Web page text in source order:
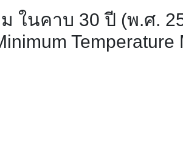
นคาบ 30 ปี (พ.ศ.
Temperature